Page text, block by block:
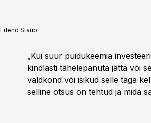
Erlend Staub
„Kui suur puidukeemia
kindlasti tähelepanuta jätta või
valdkond või isikud selle taga
selline otsus on tehtud ja mida